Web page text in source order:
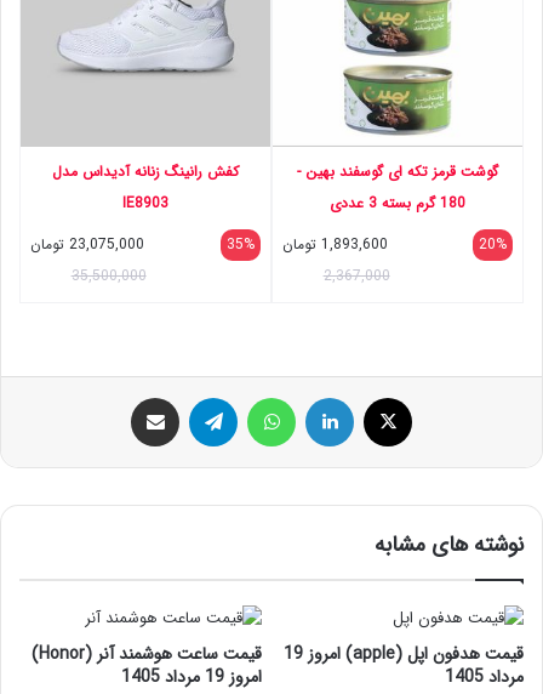
گوشت قرمز تکه ای گوسفند بهین -
180 گرم بسته 3 عددی
20%
1,893,600 تومان
2,367,000
کفش رانینگ زنانه آدیداس مدل
IE8903
35%
23,075,000 تومان
35,500,000
ایکس لینکداین تلگرام
نوشته های مشابه
قیمت هدفون اپل (apple) امروز 19
مرداد 1405
قیمت ساعت هوشمند آنر (Honor)
امروز 19 مرداد 1405